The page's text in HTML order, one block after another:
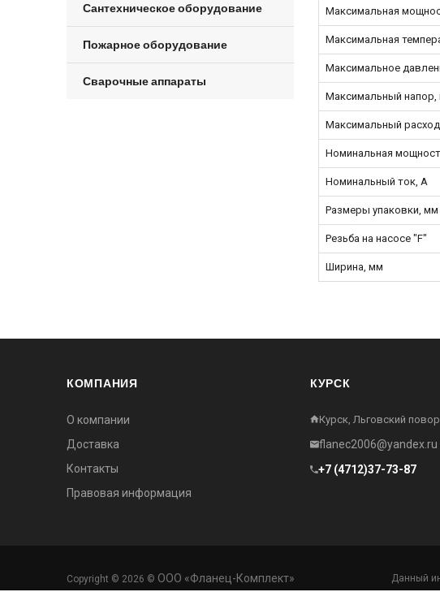
Сантехническое оборудование
Пожарное оборудование
Сварочные аппараты
Максимальная
Максимальная
Максимальное
Максимальный напор,
Максимальный
Номинальная
Номинальный ток, А
Размеры упаковки, мм
Резьба на насосе "F"
Ширина, мм
КОМПАНИЯ
О компании
Доставка
Контакты
Правовая информация
КУРСК
Курск, Льговский
flanec2006@yandex.ru
+7 (4712)37-73-87
Copyright © 2026 © ООО «Фланец-Комплект»
Данный